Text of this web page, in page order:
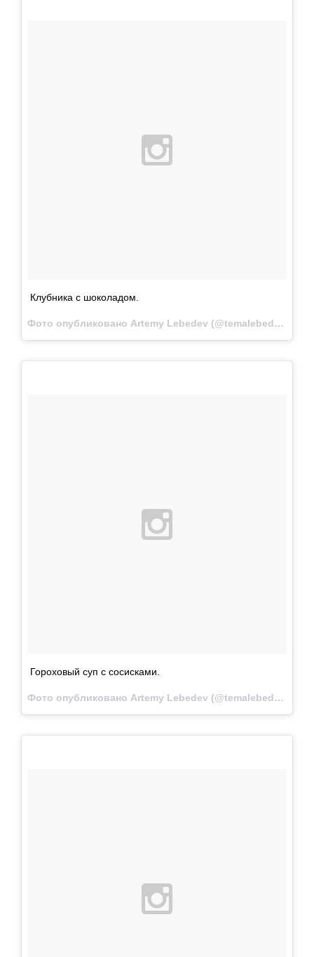
Клубника с шоколадом.
Фото опубликовано Artemy Lebedev (@temalebedev)
Гороховый суп с сосисками.
Фото опубликовано Artemy Lebedev (@temalebedev)